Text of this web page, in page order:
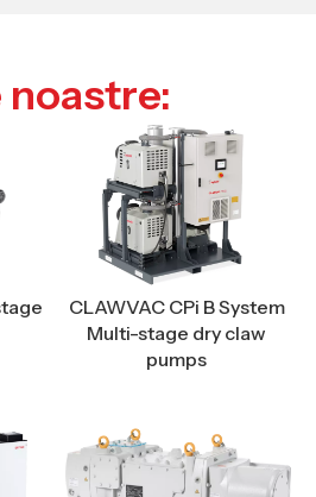
CLAWVAC CPi B System
Multi-stage dry claw
pumps